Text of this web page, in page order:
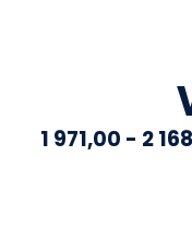
1 971,00 - 2